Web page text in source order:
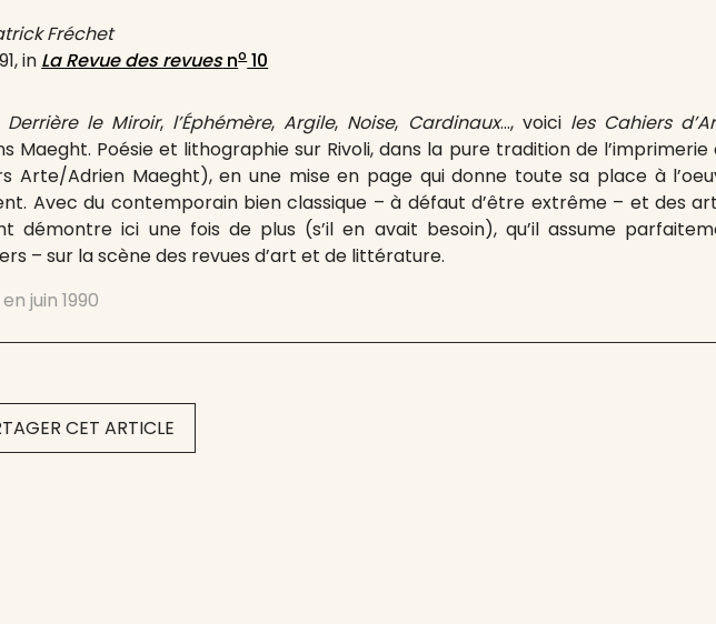
Fréchet
in La Revue des revuesno10
Derrière le Miroir, l’Éphémère,Argile, Noise, Cardinaux…, voici les Cahiers
Maeght. Poésie et lithographie sur Rivoli, dans la pure tradition de
Arte/Adrien Maeght), en une mise en page qui donne toute sa place à
Avec du contemporain bien classique – à défaut d’être extrême – et des
démontre ici une fois de plus (s’il en avait besoin), qu’il assume
– sur la scène des revues d’art et de littérature.
enjuin 1990
CET ARTICLE